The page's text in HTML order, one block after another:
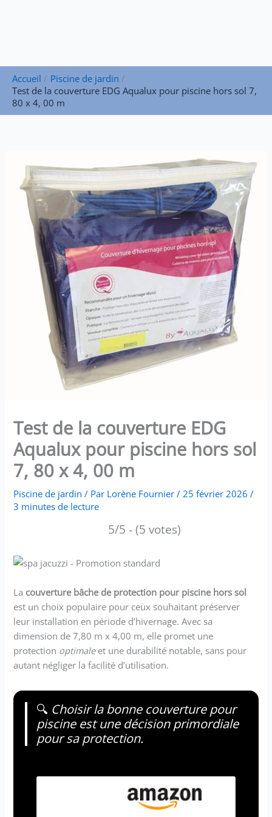
Accueil
Piscine de jardin
Test de la couverture EDG Aqualux pour piscine hors sol 7,
80 x 4, 00 m
Test de la couverture EDG
Aqualux pour piscine hors sol
7, 80 x 4, 00 m
Piscine de jardin / Par Lorène Fournier/25 février 2026/
3 minutes de lecture
5/5 - (5 votes)
La couverture bâche de protection pour piscine hors sol
est un choix populaire pour ceux souhaitant préserver
leur installation en période d’hivernage. Avec sa
dimension de 7,80 m x 4,00 m, elle promet une
protection optimaleet une durabilité notable, sans pour
autant négliger la facilité d’utilisation.
🔍 Choisir la bonne couverture pour
piscine est une décision primordiale
pour sa protection.